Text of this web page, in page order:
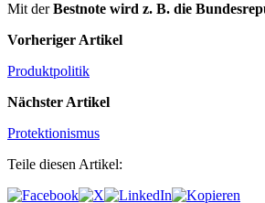
Mit derBestnote wird z. B. die
Vorheriger Artikel
Produktpolitik
Nächster Artikel
Protektionismus
Teile diesen Artikel: